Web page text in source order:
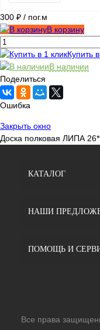
300 ₽ / пог.м
В корзину
Купить
В наличии
Поделиться
Ошибка
Закрыть окно
Доска полковая ЛИПА
КАТАЛОГ
НАШИ
ПОМОЩЬ И
Все права